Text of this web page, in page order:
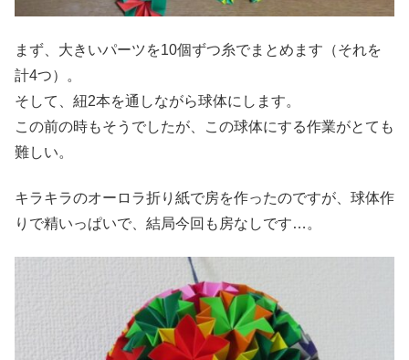
まず、大きいパーツを10個ずつ糸でまとめます（それを
計4つ）。
そして、紐2本を通しながら球体にします。
この前の時もそうでしたが、この球体にする作業がとても
難しい。
キラキラのオーロラ折り紙で房を作ったのですが、球体作
りで精いっぱいで、結局今回も房なしです…。